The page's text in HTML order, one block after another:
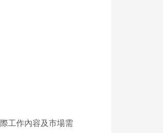
工作內容及市場需